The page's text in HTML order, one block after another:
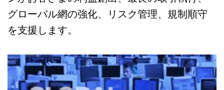
グローバル網の強化、リスク管理、規制順守
を支援します。